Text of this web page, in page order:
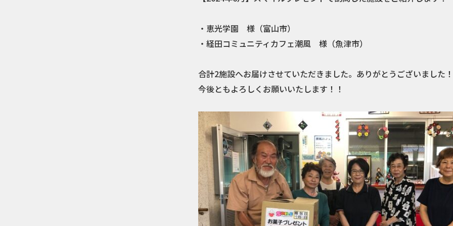
・恵光学園 様（富山市）
・経田コミュニティカフェ潮風 様（魚津市）
合計2施設へお届けさせていただきました。ありがとうございました！
今後ともよろしくお願いいたします！！